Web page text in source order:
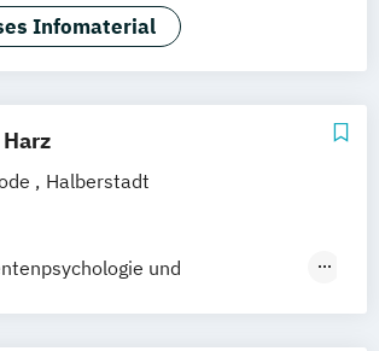
& Logistics (EN)
(EN)
und Digitales
Eventmanagement
Infomaterial
Halberstadt
und